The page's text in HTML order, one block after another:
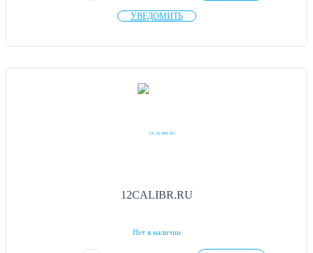
УВЕДОМИТЬ
12CALIBR.RU
Нет в наличии